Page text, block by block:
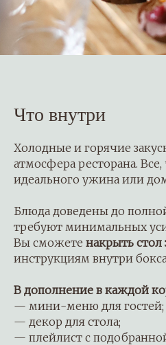
Что внутри
Холодные и горячие
атмосфера ресторана.
идеального ужина или
Блюда доведены до
требуют минимальных
Вы сможете накрыть стол
инструкциям внутри
В дополнение в каждой
— мини-меню для гостей;
— декор для стола;
— плейлист с